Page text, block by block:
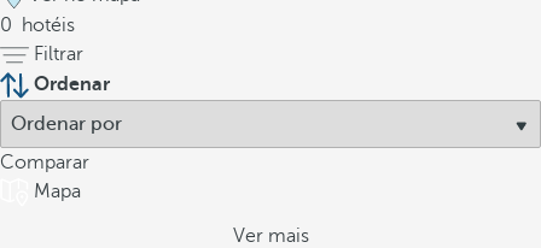
0
hotéis
Filtrar
Ordenar
Comparar
Mapa
Ver mais